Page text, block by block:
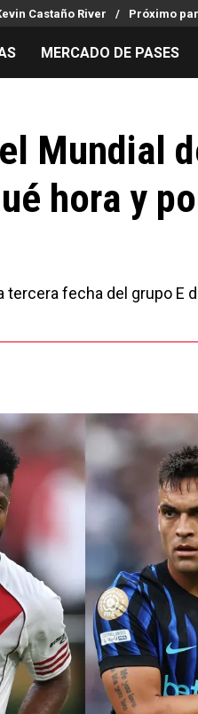
Castaño River Próximo
Mercado de Pases
Análisis tácticos
Juanfer Quintero
Chacho Coudet
MERCADO DE PASES
Mundial
hora y
fecha del grupo E